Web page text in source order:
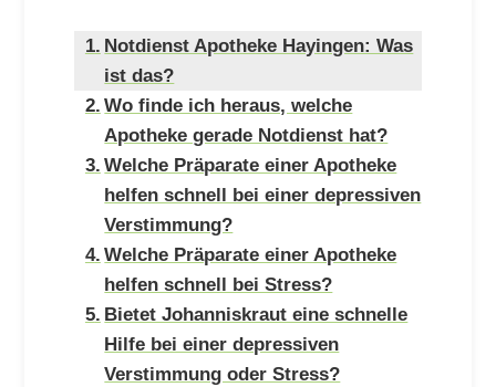
Notdienst Apotheke Hayingen: Was
ist das?
Wo finde ich heraus, welche
Apotheke gerade Notdienst hat?
Welche Präparate einer Apotheke
helfen schnell bei einer depressiven
Verstimmung?
Welche Präparate einer Apotheke
helfen schnell bei Stress?
Bietet Johanniskraut eine schnelle
Hilfe bei einer depressiven
Verstimmung oder Stress?